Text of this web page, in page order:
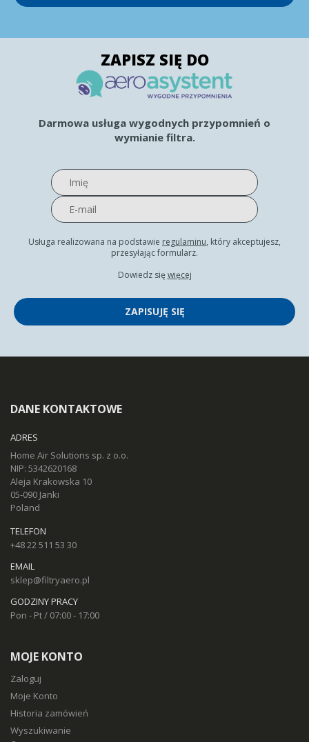
ZAPISZ SIĘ DO
Darmowa usługa wygodnych przypomnień o
wymianie filtra.
Usługa realizowana na podstawie regulaminu, który akceptujesz,
przesyłając formularz.
Dowiedz się więcej
ZAPISUJĘ SIĘ
DANE KONTAKTOWE
ADRES
Home Air Solutions sp. z o.o.
NIP: 5342620168
Aleja Krakowska 10
05-090 Janki
Poland
TELEFON
+48 22 511 53 30
EMAIL
sklep@filtryaero.pl
GODZINY PRACY
Pon - Pt / 07:00 - 17:00
MOJE KONTO
Zaloguj
Moje Konto
Historia zamówień
Wyszukiwanie